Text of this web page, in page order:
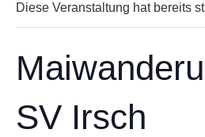
Diese Veranstaltung hat bereits
SV Irsch